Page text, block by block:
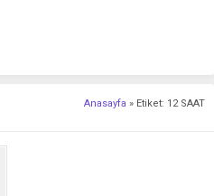
Anasayfa » Etiket: 12 SAAT